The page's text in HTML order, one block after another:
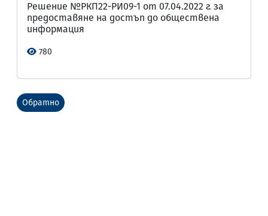
Решение №РКП22-РИ09-1 от 07.04.2022 г. за
предоставяне на достъп до обществена
информация
780
Обратно